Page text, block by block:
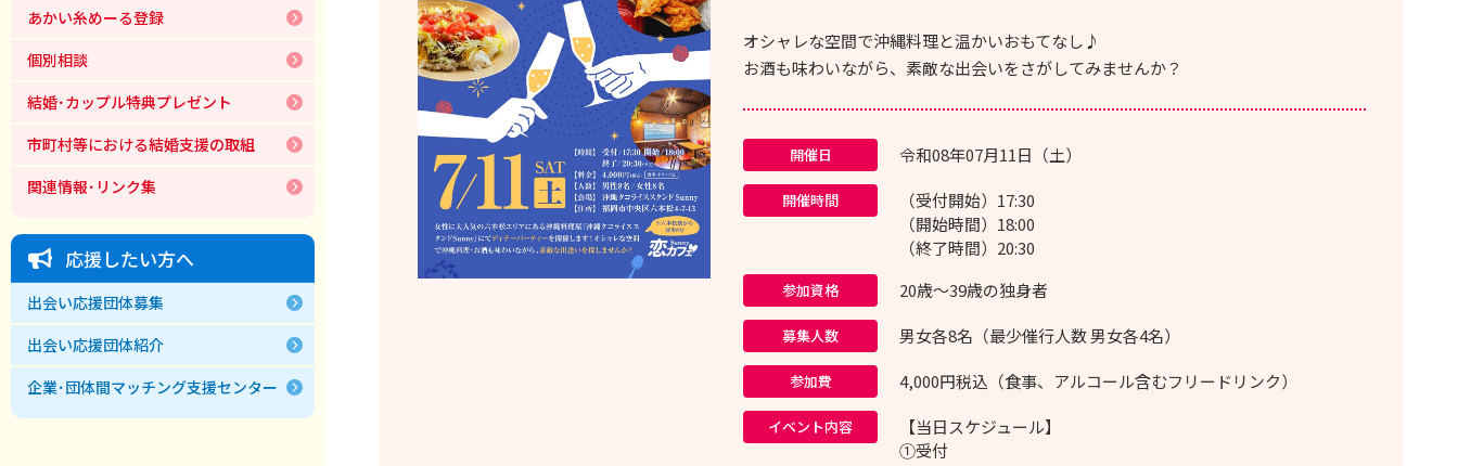
あかい糸めーる登録
個別相談
結婚･カップル特典プレゼント
市町村等における結婚支援の取組
関連情報･リンク集
応援したい方へ
出会い応援団体募集
出会い応援団体紹介
企業･団体間マッチング支援センター
オシャレな空間で沖縄料理と温かいおもてなし♪
お酒も味わいながら、素敵な出会いをさがしてみませんか？
開催日 令和08年07月11日（土）
開催時間
（受付開始）17:30
（開始時間）18:00
（終了時間）20:30
参加資格 20歳～39歳の独身者
募集人数 男女各8名（最少催行人数 男女各4名）
参加費 4,000円税込（食事、アルコール含むフリードリンク）
イベント内容
【当日スケジュール】
①受付